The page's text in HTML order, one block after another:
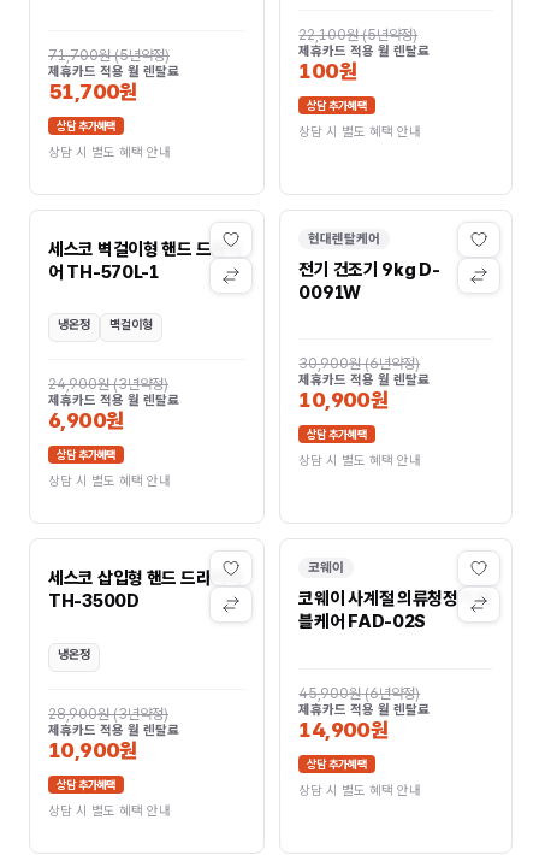
71,700원(5년약정)
제휴카드 적용 월 렌탈료
51,700원
상담 추가혜택
상담 시 별도 혜택 안내
22,100원(5년약정)
제휴카드 적용 월 렌탈료
100원
상담 추가혜택
상담 시 별도 혜택 안내
세스코 벽걸이형 핸드 드라이
어 TH-570L-1
냉온정 벽걸이형
24,900원(3년약정)
제휴카드 적용 월 렌탈료
6,900원
상담 추가혜택
상담 시 별도 혜택 안내
현대렌탈케어
전기 건조기 9kg D-
0091W
30,900원(6년약정)
제휴카드 적용 월 렌탈료
10,900원
상담 추가혜택
상담 시 별도 혜택 안내
세스코 삽입형 핸드 드라이어
TH-3500D
냉온정
28,900원(3년약정)
제휴카드 적용 월 렌탈료
10,900원
상담 추가혜택
상담 시 별도 혜택 안내
코웨이
코웨이 사계절 의류청정기 더
블케어 FAD-02S
45,900원(6년약정)
제휴카드 적용 월 렌탈료
14,900원
상담 추가혜택
상담 시 별도 혜택 안내